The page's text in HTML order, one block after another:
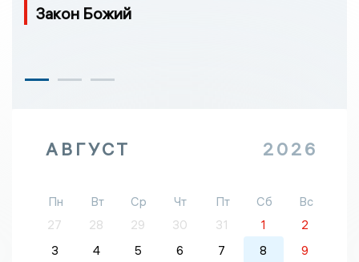
Закон Божий
АВГУСТ 2026
Пн Вт Ср Чт Пт Сб
Вс
27
28 29 30 31 1
2
3
4 5 6 7 8 9